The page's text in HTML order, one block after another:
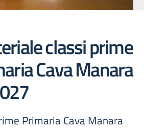
classi prime
Cava Manara
Primaria Cava Manara